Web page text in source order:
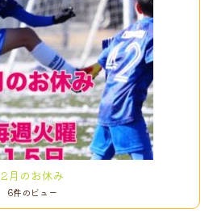
2月のお休み
6件のビュー